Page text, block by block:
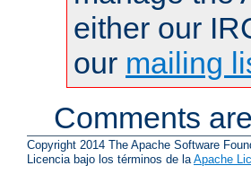
either our
our mailing
Comments
Copyright 2014 The Apache Software
Licencia bajo los términos de laApache